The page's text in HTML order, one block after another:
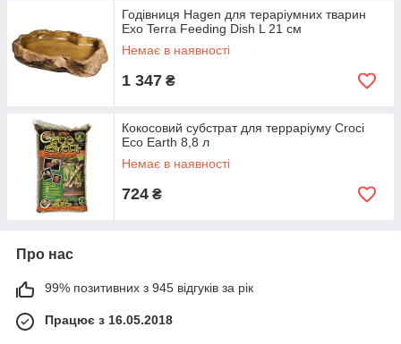
Годівниця Hagen для тераріумних тварин
Exo Terra Feeding Dish L 21 см
Немає в наявності
1 347 ₴
Кокосовий субстрат для терраріуму Croci
Eco Earth 8,8 л
Немає в наявності
724 ₴
Про нас
99% позитивних з 945 відгуків за рік
Працює з 16.05.2018